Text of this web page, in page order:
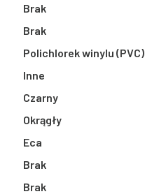
Brak
Brak
Polichlorek winylu (PVC)
Inne
Czarny
Okrągły
Eca
Brak
Brak